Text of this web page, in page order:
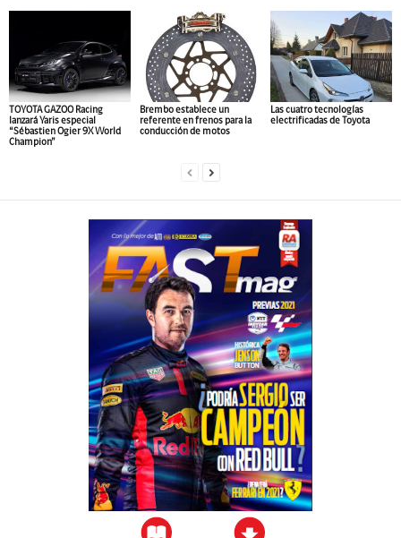
TOYOTA GAZOO Racing
lanzará Yaris especial
“Sébastien Ogier 9X World
Champion”
Brembo establece un
referente en frenos para la
conducción de motos
Las cuatro tecnologías
electrificadas de Toyota